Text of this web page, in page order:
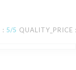
: 5/5 QUALITY_PRICE